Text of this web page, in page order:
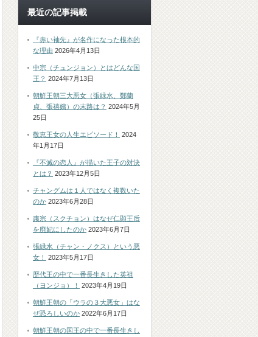
最近の記事掲載
『赤い袖先』が名作になった根本的
な理由 2026年4月13日
中宗（チュンジョン）とはどんな国
王？ 2024年7月13日
朝鮮王朝三大悪女（張緑水、鄭蘭
貞、張禧嬪）の末路は？ 2024年5月
25日
敬恵王女の人生エピソード！
2024
年1月17日
『不滅の恋人』が描いた王子の対決
とは？ 2023年12月5日
チャングムは１人ではなく複数いた
のか 2023年6月28日
粛宗（スクチョン）はなぜ仁顕王后
を廃妃にしたのか 2023年6月7日
張緑水（チャン・ノクス）という悪
女！
2023年5月17日
歴代王の中で一番長生きした英祖
（ヨンジョ）！
2023年4月19日
朝鮮王朝の「ウラの３大悪女」はな
ぜ恐ろしいのか 2022年6月17日
朝鮮王朝の国王の中で一番長生きし